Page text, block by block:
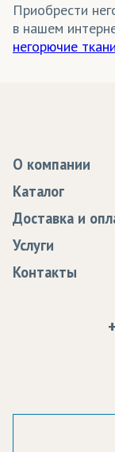
Приобрести
в нашем
негорючие ткани
О компании
Статьи
Программа
Сертификаты
Судебные
Политика
Согласие на
Каталог
Доставка и
Доставка
Оплата
Услуги
Образцы
Контакты